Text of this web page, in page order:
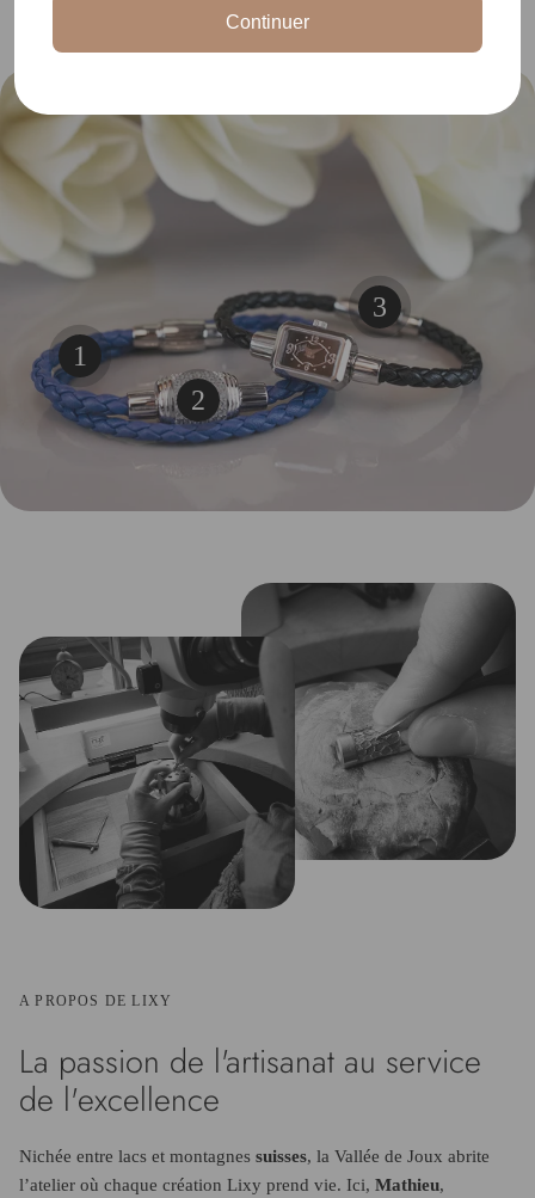
Voir les détails
1
Voir les détails
2
Voir les détails
3
A PROPOS DE LIXY
La passion de l'artisanat au service
de l'excellence
Nichée entre lacs et montagnes suisses, la Vallée de Joux abrite
l’atelier où chaque création Lixy prend vie. Ici, Mathieu,
Continuer